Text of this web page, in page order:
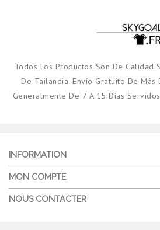
Todos Los Productos Son De Calidad
De Tailandia. Envío Gratuito De Más
Generalmente De 7 A 15 Días
INFORMATION
MON COMPTE
NOUS CONTACTER